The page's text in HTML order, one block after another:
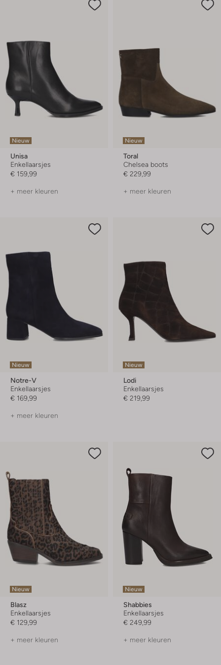
Nieuw
Unisa
Enkellaarsjes
€ 159,99
+ meer kleuren
Nieuw
Toral
Chelsea boots
€ 229,99
+ meer kleuren
Nieuw
Notre-V
Enkellaarsjes
€ 169,99
+ meer kleuren
Nieuw
Lodi
Enkellaarsjes
€ 219,99
Nieuw
Blasz
Enkellaarsjes
€ 129,99
+ meer kleuren
Nieuw
Shabbies
Enkellaarsjes
€ 249,99
+ meer kleuren